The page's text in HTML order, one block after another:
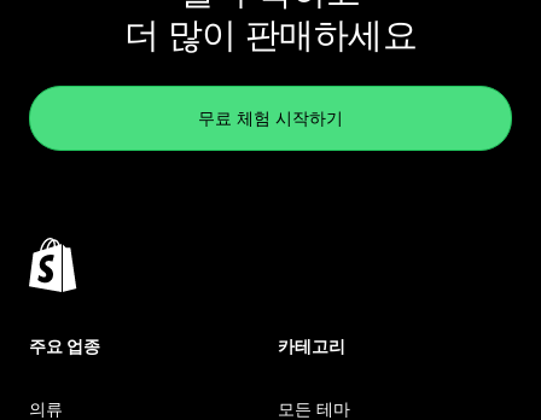
더 많이 판매하세요
무료 체험 시작하기
주요 업종
의류
카테고리
모든 테마